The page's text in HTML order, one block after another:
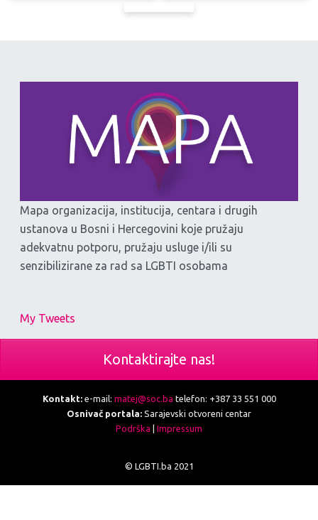
Mapa organizacija, institucija, centara i drugih
ustanova u Bosni i Hercegovini koje pružaju
adekvatnu potporu, pružaju usluge i/ili su
senzibilizirane za rad sa LGBTI osobama
My Tweets
Kontaktirajte nas!
Kontakt:e-mail: matej@soc.ba telefon: +387 33 551 000
Osnivač portala: Sarajevski otvoreni centar
Podrška
Impressum
© LGBTI.ba 2021